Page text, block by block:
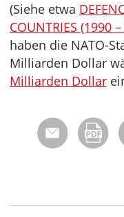
(Siehe etwa
COUNTRIES (1990
haben die NATO-
Milliarden Dollar
Milliarden Dollar